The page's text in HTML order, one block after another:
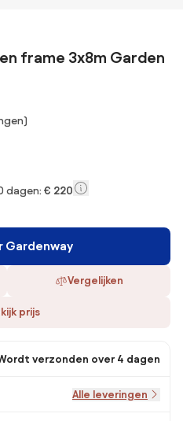
frame 3x8m Garden
dagen: € 220
Gardenway
Vergelijken
prijs
verzonden over 4 dagen
Alle leveringen